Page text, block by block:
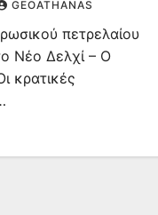
GEOATHANAS
πετρελαίου
Νέο Δελχί – Ο
κρατικές